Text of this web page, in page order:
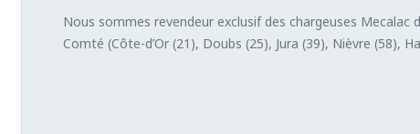
Nous sommes revendeur exclusif des chargeuses Mecalac
Comté (Côte-d’Or (21), Doubs (25), Jura (39), Nièvre (58),